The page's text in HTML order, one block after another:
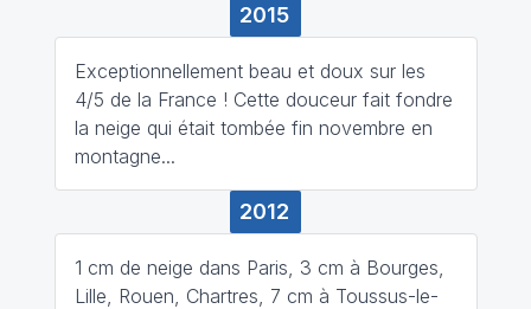
2015
Exceptionnellement beau et doux sur les
4/5 de la France ! Cette douceur fait fondre
la neige qui était tombée fin novembre en
montagne...
2012
1 cm de neige dans Paris, 3 cm à Bourges,
Lille, Rouen, Chartres, 7 cm à Toussus-le-